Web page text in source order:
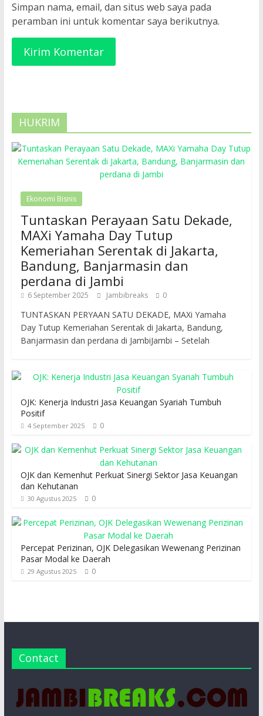
Simpan nama, email, dan situs web saya pada
peramban ini untuk komentar saya berikutnya.
HUKRIM
Ekonomi Bisnis
Tuntaskan Perayaan Satu Dekade,
MAXi Yamaha Day Tutup
Kemeriahan Serentak di Jakarta,
Bandung, Banjarmasin dan
perdana di Jambi
6 September 2025 Jambibreaks 0
TUNTASKAN PERYAAN SATU DEKADE, MAXi Yamaha
Day Tutup Kemeriahan Serentak di Jakarta, Bandung,
Banjarmasin dan perdana di JambiJambi – Setelah
OJK: Kenerja Industri Jasa Keuangan Syariah Tumbuh
Positif
4 September 2025 0
OJK dan Kemenhut Perkuat Sinergi Sektor Jasa Keuangan
dan Kehutanan
30 Agustus 2025 0
Percepat Perizinan, OJK Delegasikan Wewenang Perizinan
Pasar Modal ke Daerah
29 Agustus 2025 0
Contact